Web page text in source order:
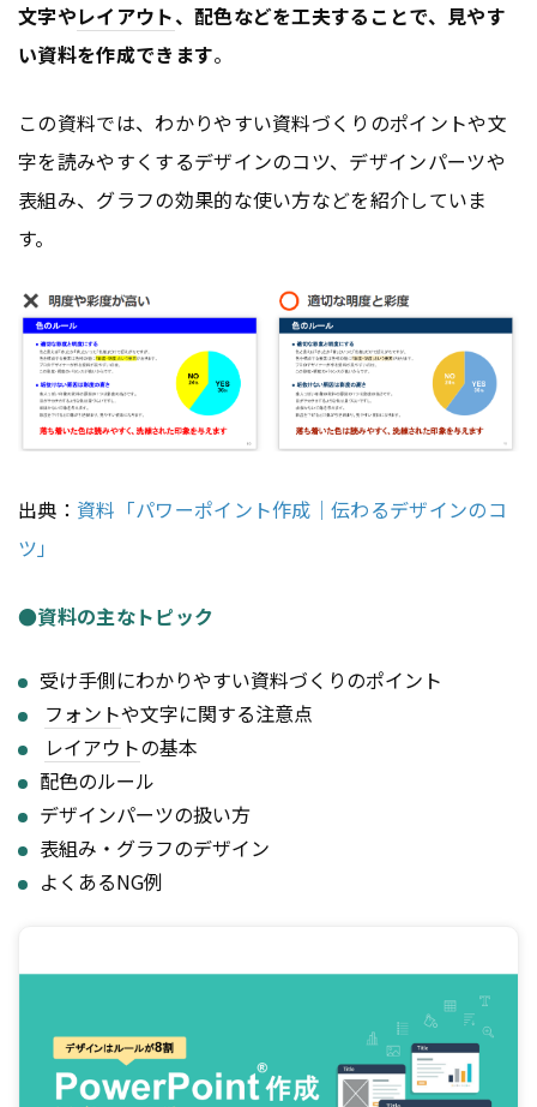
文字やレイアウト、配色などを工夫することで、見やす
い資料を作成できます。
この資料では、わかりやすい資料づくりのポイントや文
字を読みやすくするデザインのコツ、デザインパーツや
表組み、グラフの効果的な使い方などを紹介していま
す。
出典： 資料「パワーポイント作成｜伝わるデザインのコ
ツ」
●資料の主なトピック
受け手側にわかりやすい資料づくりのポイント
フォントや文字に関する注意点
レイアウトの基本
配色のルール
デザインパーツの扱い方
表組み・グラフのデザイン
よくあるNG例